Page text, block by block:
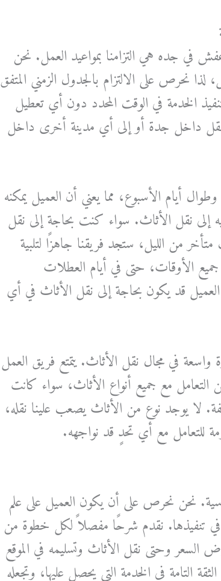
في جده هي التزامنا بمواعيد العمل. نحن
نحرص على الالتزام بالجدول الزمني المتفق
الخدمة في الوقت المحدد دون أي تعطيل
داخل جدة أو إلى أي مدينة أخرى داخل
أيام الأسبوع، مما يعني أن العميل يمكنه
إلى نقل الأثاث. سواء كنت بحاجة إلى نقل
من الليل، ستجد فريقنا جاهزًا لتلبية
الأوقات، حتى في أيام العطلات
قد يكون بحاجة إلى نقل الأثاث في أي
في مجال نقل الأثاث. يتمتع فريق العمل
من التعامل مع جميع أنواع الأثاث، سواء كانت
لا يوجد نوع من الأثاث يصعب علينا نقله،
للتعامل مع أي تحدٍ قد نواجهه.
نحن نحرص على أن يكون العميل على علم
في تنفيذها. نقدم شرحًا مفصلاً لكل خطوة من
السعر وحتى نقل الأثاث وتسليمه في الموقع
التامة في الخدمة التي يحصل عليها، وتجعله